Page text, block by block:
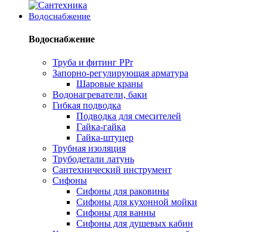
Водоснабжение
Водоснабжение
Труба и фитинг PPr
Запорно-регулирующая арматура
Шаровые краны
Водонагреватели, баки
Гибкая подводка
Подводка для смесителей
Гайка-гайка
Гайка-штуцер
Трубная изоляция
Трубодетали латунь
Сантехнический инструмент
Сифоны
Сифоны для раковины
Сифоны для кухонной мойки
Сифоны для ванны
Сифоны для душевых кабин